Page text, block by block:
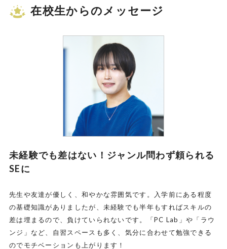
在校生からのメッセージ
未経験でも差はない！ジャンル問わず頼られる
SEに
先生や友達が優しく、和やかな雰囲気です。入学前にある程度
の基礎知識がありましたが、未経験でも半年もすればスキルの
差は埋まるので、負けていられないです。「PC Lab」や「ラウ
ンジ」など、自習スペースも多く、気分に合わせて勉強できる
のでモチベーションも上がります！